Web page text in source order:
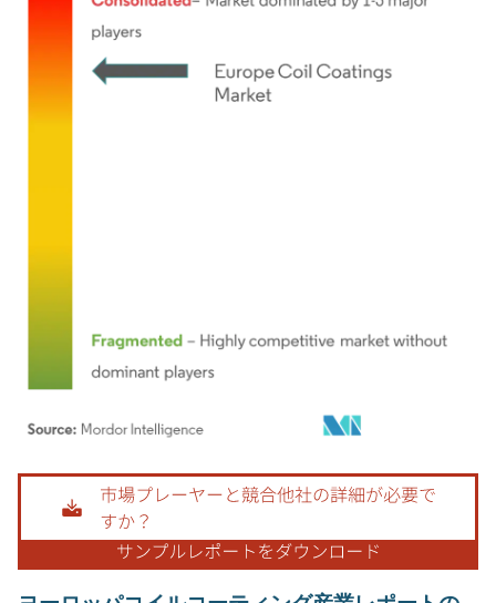
画像 © Mordor Intelligence。再利用にはCC BY 4.0の表示が必要です。